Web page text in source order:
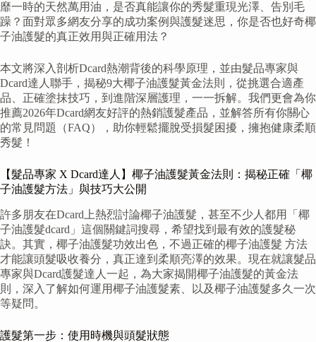
靡一時的天然萬用油，是否真能讓你的秀髮重現光澤、告別毛
躁？面對眾多網友分享的成功案例與護髮迷思，你是否也好奇椰
子油護髮的真正效用與正確用法？
本文將深入剖析Dcard熱潮背後的科學原理，並由髮品專家與
Dcard達人聯手，揭秘9大椰子油護髮黃金法則，從挑選合適產
品、正確塗抹技巧，到進階深層護理，一一拆解。我們更會為你
推薦2026年Dcard網友好評的熱銷護髮產品，並解答所有你關心
的常見問題（FAQ），助你輕鬆擺脫受損髮困擾，擁抱健康柔順
秀髮！
【髮品專家 X Dcard達人】椰子油護髮黃金法則：揭秘正確「椰
子油護髮方法」與技巧大公開
許多朋友在Dcard上熱烈討論椰子油護髮，甚至不少人都用「椰
子油護髮dcard」這個關鍵詞搜尋，希望找到最有效的護髮秘
訣。其實，椰子油護髮功效出色，不過正確的椰子油護髮 方法
才能讓頭髮吸收養分，真正達到柔順亮澤的效果。現在就讓髮品
專家與Dcard護髮達人一起，為大家揭開椰子油護髮的黃金法
則，深入了解如何運用椰子油護髮素、以及椰子油護髮多久一次
等疑問。
護髮第一步：使用時機與頭髮狀態